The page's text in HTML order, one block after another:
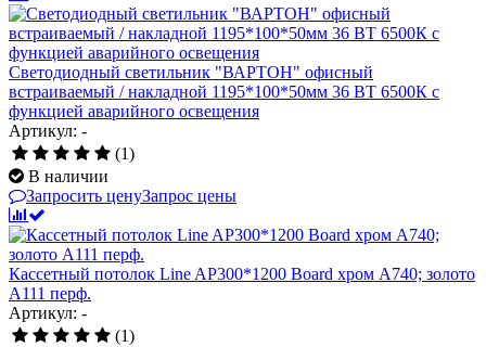
Светодиодный светильник "ВАРТОН" офисный
встраиваемый / накладной 1195*100*50мм 36 ВТ 6500К с
функцией аварийного освещения
Артикул: -
(1)
В наличии
Запросить ценуЗапрос цены
Кассетный потолок Line AP300*1200 Board хром А740; золото
А111 перф.
Артикул: -
(1)